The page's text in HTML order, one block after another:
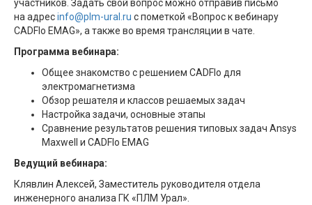
участников. Задать свой вопрос можно отправив письмо
на адресinfo@plm-ural.ru с пометкой «Вопрос к вебинару
CADFlo EMAG», а также во время трансляции в чате.
Программа вебинара:
Общее знакомство с решением CADFlo для
электромагнетизма
Обзор решателя и классов решаемых задач
Настройка задачи, основные этапы
Сравнение результатов решения типовых задач Ansys
Maxwell и CADFlo EMAG
Ведущий вебинара:
Клявлин Алексей, Заместитель руководителя отдела
инженерного анализа ГК «ПЛМ Урал».